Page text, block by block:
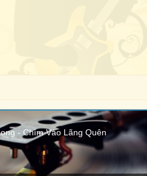
- Chìm Vào Lãng Quên